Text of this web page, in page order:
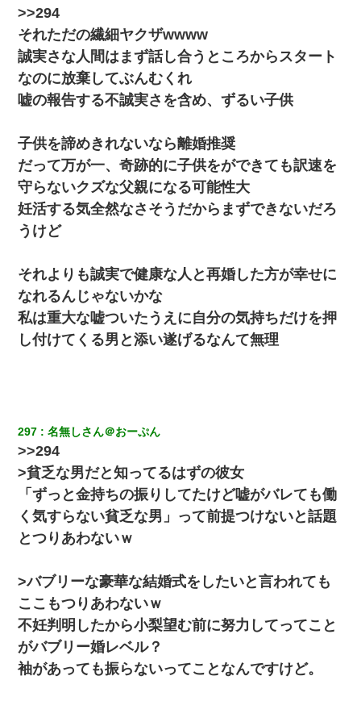
私が遺産を相続。→それを知った義両親が「旅行代金を出せ！」
「リフォーム費用を負担しろ！」「金の管理は私達がする！」と
浅ましくも集りにきた。
隣室のお婆ちゃん「下階からの異臭に困ってる、今もすっごく臭
>>294
それただの繊細ヤクザwwww
誠実さな人間はまず話し合うところからスタート
なのに放棄してぶんむくれ
嘘の報告する不誠実さを含め、ずるい子供
子供を諦めきれないなら離婚推奨
だって万が一、奇跡的に子供をができても訳速を
守らないクズな父親になる可能性大
妊活する気全然なさそうだからまずできないだろ
うけど
それよりも誠実で健康な人と再婚した方が幸せに
なれるんじゃないかな
私は重大な嘘ついたうえに自分の気持ちだけを押
し付けてくる男と添い遂げるなんて無理
297 名無しさん＠おーぷん
>>294
>貧乏な男だと知ってるはずの彼女
「ずっと金持ちの振りしてたけど嘘がバレても働
く気すらない貧乏な男」って前提つけないと話題
とつりあわないｗ
>バブリーな豪華な結婚式をしたいと言われても
ここもつりあわないｗ
不妊判明したから小梨望む前に努力してってこと
がバブリー婚レベル？
袖があっても振らないってことなんですけど。